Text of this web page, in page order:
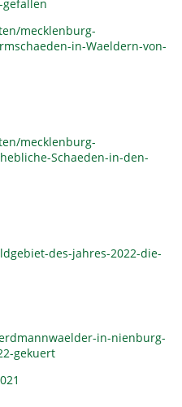
gefallen
mecklenburg-
in-Waeldern-von-
mecklenburg-
Schaeden-in-den-
des-jahres-2022-die-
in-nienburg-
gekuert